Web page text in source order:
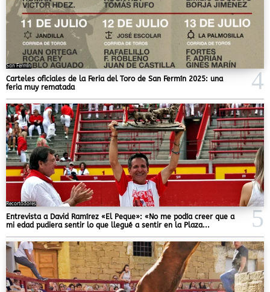
San Fermín
Carteles oficiales de la Feria del Toro de San Fermín 2025: una
feria muy rematada
Recortadores
Entrevista a David Ramírez «El Peque»: «No me podía creer que a
mi edad pudiera sentir lo que llegué a sentir en la Plaza...